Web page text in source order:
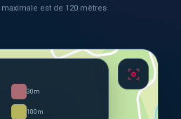
est de 120 mètres
30m
100m